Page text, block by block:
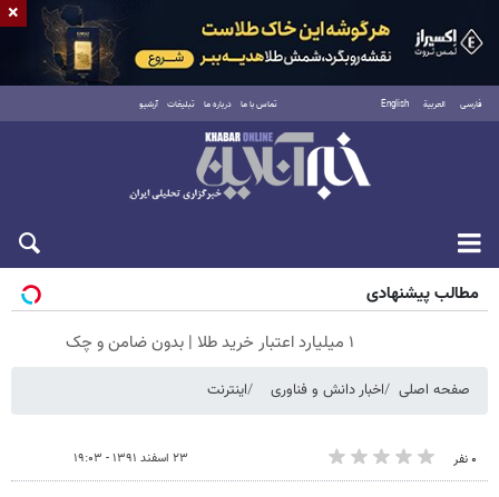
فارسی العربية English تماس با ما درباره ما تبلیغات آرشیو
جمعه ۱۶ مرداد ۱۴۰۵
مطالب پیشنهادی
۱ میلیارد اعتبار خرید طلا | بدون ضامن و چک
صفحه اصلی اخبار دانش و فناوری اینترنت
۰ نفر ۲۳ اسفند ۱۳۹۱ - ۱۹:۰۳
×